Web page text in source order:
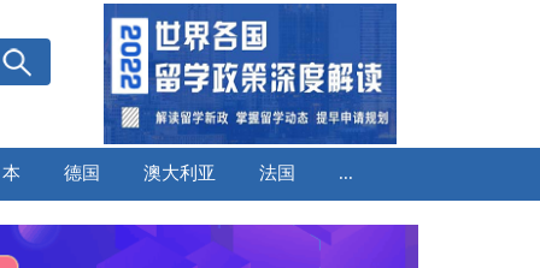
德国 澳大利亚 法国 ...